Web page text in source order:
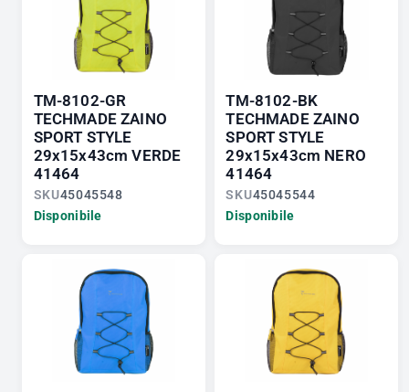
TM-8102-GR
TECHMADE ZAINO
SPORT STYLE
29x15x43cm VERDE
41464
SKU45045548
Disponibile
TM-8102-BK
TECHMADE ZAINO
SPORT STYLE
29x15x43cm NERO
41464
SKU45045544
Disponibile